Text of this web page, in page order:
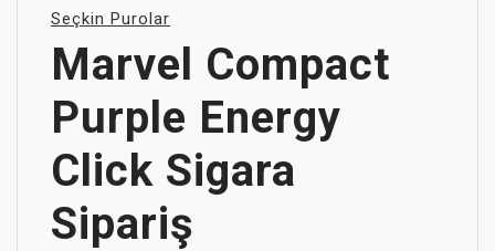
Seçkin Purolar
Marvel Compact
Purple Energy
Click Sigara
Sipariş